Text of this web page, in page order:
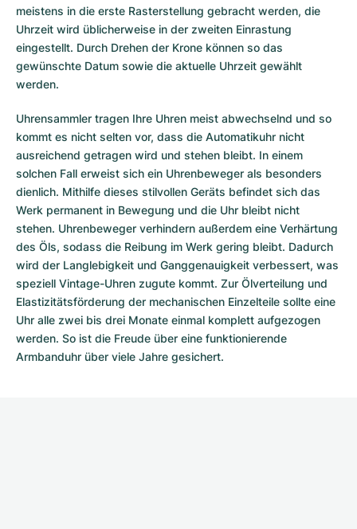
meistens in die erste Rasterstellung gebracht werden, die
Uhrzeit wird üblicherweise in der zweiten Einrastung
eingestellt. Durch Drehen der Krone können so das
gewünschte Datum sowie die aktuelle Uhrzeit gewählt
werden.
Uhrensammler tragen Ihre Uhren meist abwechselnd und so
kommt es nicht selten vor, dass die Automatikuhr nicht
ausreichend getragen wird und stehen bleibt. In einem
solchen Fall erweist sich ein Uhrenbeweger als besonders
dienlich. Mithilfe dieses stilvollen Geräts befindet sich das
Werk permanent in Bewegung und die Uhr bleibt nicht
stehen. Uhrenbeweger verhindern außerdem eine Verhärtung
des Öls, sodass die Reibung im Werk gering bleibt. Dadurch
wird der Langlebigkeit und Ganggenauigkeit verbessert, was
speziell Vintage-Uhren zugute kommt. Zur Ölverteilung und
Elastizitätsförderung der mechanischen Einzelteile sollte eine
Uhr alle zwei bis drei Monate einmal komplett aufgezogen
werden. So ist die Freude über eine funktionierende
Armbanduhr über viele Jahre gesichert.